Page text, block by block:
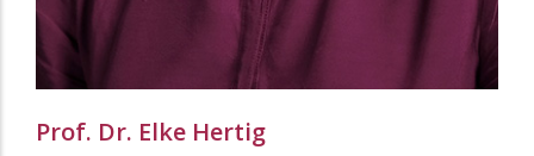
Prof. Dr. Elke Hertig